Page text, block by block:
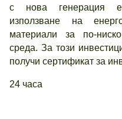
с нова генерация
използване на
материали за по-
среда. За този
получи сертификат за
24 часа